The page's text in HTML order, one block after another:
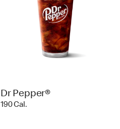
Dr Pepper®
190 Cal.190 Cal.